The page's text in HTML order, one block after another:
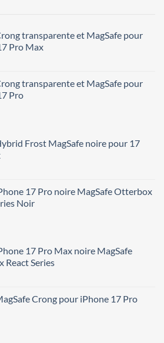
transparente et MagSafe pour
Pro Max
transparente et MagSafe pour
Pro
Frost MagSafe noire pour 17
17 Pro noire MagSafe Otterbox
Noir
17 Pro Max noire MagSafe
React Series
Crong pour iPhone 17 Pro